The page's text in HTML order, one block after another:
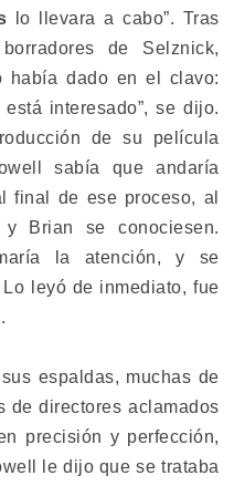
lo llevara a cabo”. Tras
de Selznick,
había dado en el clavo:
interesado”, se dijo.
de su película
sabía que andaría
final de ese proceso, al
Brian se conociesen.
la atención, y se
leyó de inmediato, fue
espaldas, muchas de
de directores aclamados
precisión y perfección,
le dijo que se trataba